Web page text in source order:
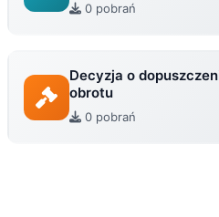
0 pobrań
Decyzja o
obrotu
0 pobrań